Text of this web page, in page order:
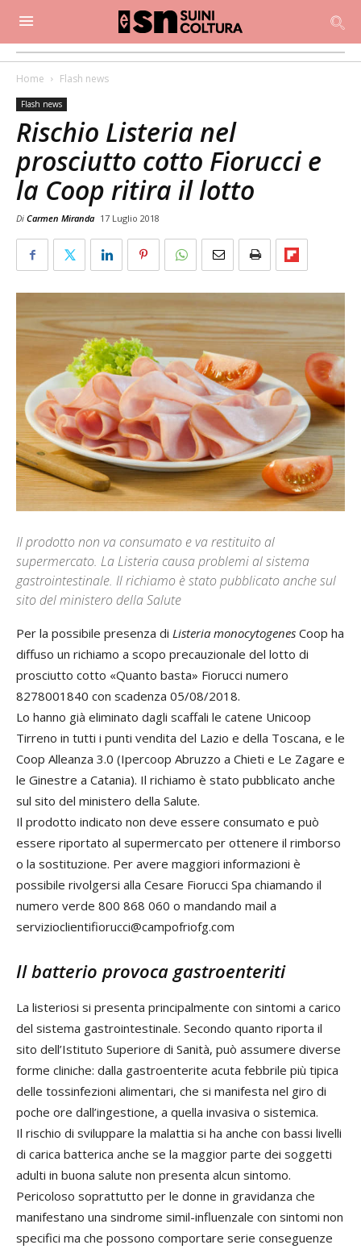
Home Flash news
Flash news
Rischio Listeria nel
prosciutto cotto Fiorucci e
la Coop ritira il lotto
Di Carmen Miranda 17 Luglio 2018
Il prodotto non va consumato e va restituito al
supermercato. La Listeria causa problemi al sistema
gastrointestinale. Il richiamo è stato pubblicato anche sul
sito del ministero della Salute
Per la possibile presenza di Listeria monocytogenes Coop ha
diffuso un richiamo a scopo precauzionale del lotto di
prosciutto cotto «Quanto basta» Fiorucci numero
8278001840 con scadenza 05/08/2018.
Lo hanno già eliminato dagli scaffali le catene Unicoop
Tirreno in tutti i punti vendita del Lazio e della Toscana, e le
Coop Alleanza 3.0 (Ipercoop Abruzzo a Chieti e Le Zagare e
le Ginestre a Catania). Il richiamo è stato pubblicato anche
sul sito del ministero della Salute.
Il prodotto indicato non deve essere consumato e può
essere riportato al supermercato per ottenere il rimborso
o la sostituzione. Per avere maggiori informazioni è
possibile rivolgersi alla Cesare Fiorucci Spa chiamando il
numero verde 800 868 060 o mandando mail a
servizioclientifiorucci@campofriofg.com
Il batterio provoca gastroenteriti
La listeriosi si presenta principalmente con sintomi a carico
del sistema gastrointestinale. Secondo quanto riporta il
sito dell’Istituto Superiore di Sanità, può assumere diverse
forme cliniche: dalla gastroenterite acuta febbrile più tipica
delle tossinfezioni alimentari, che si manifesta nel giro di
poche ore dall’ingestione, a quella invasiva o sistemica.
Il rischio di sviluppare la malattia si ha anche con bassi livelli
di carica batterica anche se la maggior parte dei soggetti
adulti in buona salute non presenta alcun sintomo.
Pericoloso soprattutto per le donne in gravidanza che
manifestano una sindrome simil-influenzale con sintomi non
specifici ma che possono comportare serie conseguenze